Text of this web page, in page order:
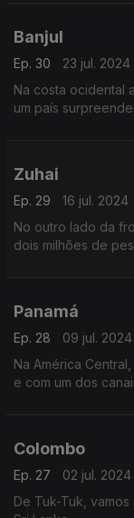
Banjul
Ep. 30
23 jul. 2024
Na costa ocidental
um país
Zuhai
Ep. 29
16 jul. 2024
No outro lado da
dois milhões de
Panamá
Ep. 28
09 jul. 2024
Na América
e com um dos
Colombo
Ep. 27
02 jul. 2024
De Tuk-Tuk,